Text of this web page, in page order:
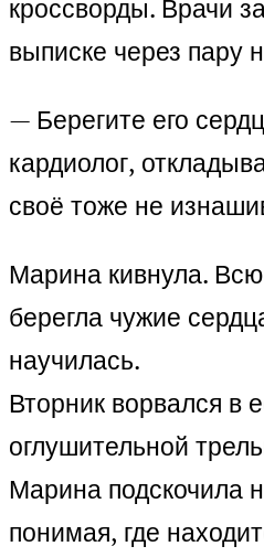
кроссворды. Врачи
выписке через пару
— Берегите его
кардиолог,
своё тоже не
Марина кивнула.
берегла чужие
научилась.
Вторник ворвался в
оглушительной
Марина подскочила
понимая, где